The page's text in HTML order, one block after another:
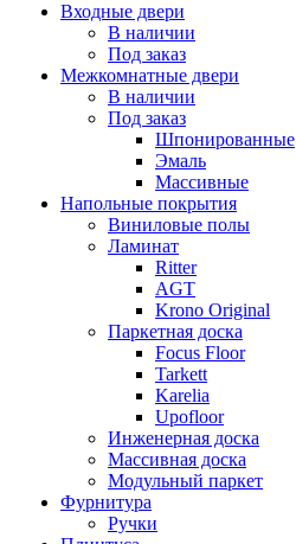
Входные двери
В наличии
Под заказ
Межкомнатные двери
В наличии
Под заказ
Шпонированные
Эмаль
Массивные
Напольные покрытия
Виниловые полы
Ламинат
Ritter
AGT
Krono Original
Паркетная доска
Focus Floor
Tarkett
Karelia
Upofloor
Инженерная доска
Массивная доска
Модульный паркет
Фурнитура
Ручки